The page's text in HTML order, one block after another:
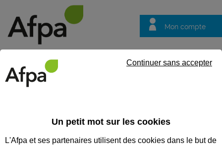
Mon compte
questions
LES OFFRES D’EMPLOI EN
ALTERNANCE
Un petit mot sur les cookies
L'Afpa et ses partenaires utilisent des cookies dans le but de
Continuer sans accepter